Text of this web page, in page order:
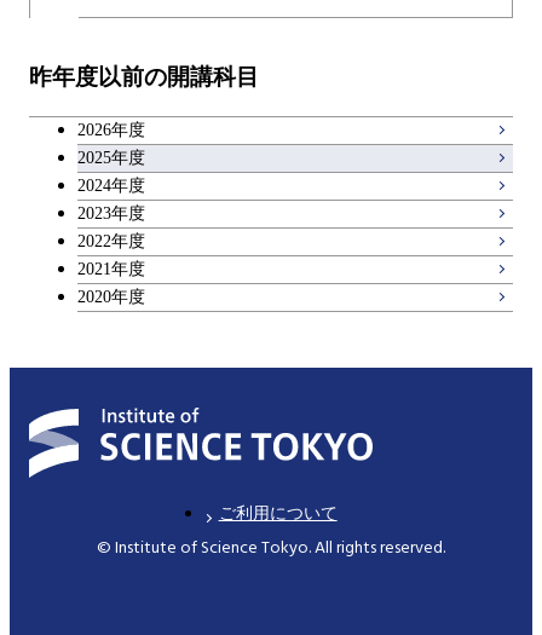
昨年度以前の開講科目
2026年度
2025年度
2024年度
2023年度
2022年度
2021年度
2020年度
ご利用について
© Institute of Science Tokyo. All rights reserved.